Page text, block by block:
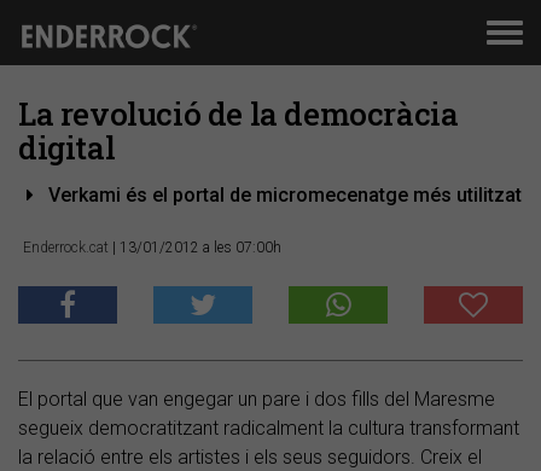
La revolució de la democràcia
digital
Verkami és el portal de micromecenatge més utilitzat
Enderrock.cat | 13/01/2012 a les 07:00h
El portal que van engegar un pare i dos fills del Maresme
segueix democratitzant radicalment la cultura transformant
la relació entre els artistes i els seus seguidors. Creix el